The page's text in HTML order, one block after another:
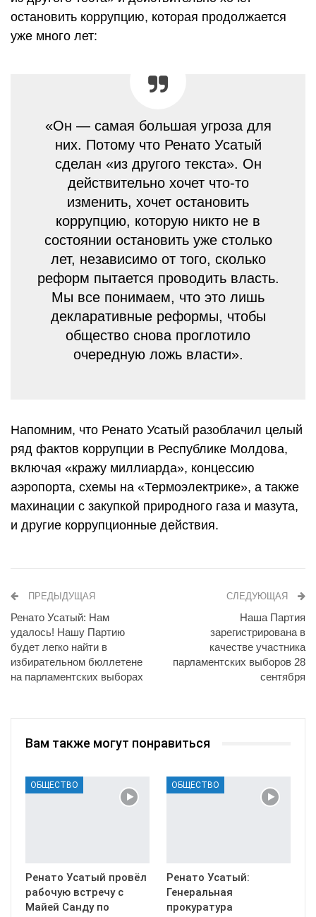
остановить коррупцию, которая продолжается
уже много лет:
«Он — самая большая угроза для
них. Потому что Ренато Усатый
сделан «из другого текста». Он
действительно хочет что-то
изменить, хочет остановить
коррупцию, которую никто не в
состоянии остановить уже столько
лет, независимо от того, сколько
реформ пытается проводить власть.
Мы все понимаем, что это лишь
декларативные реформы, чтобы
общество снова проглотило
очередную ложь власти».
Напомним, что Ренато Усатый разоблачил целый
ряд фактов коррупции в Республике Молдова,
включая «кражу миллиарда», концессию
аэропорта, схемы на «Термоэлектрике», а также
махинации с закупкой природного газа и мазута,
и другие коррупционные действия.
ПРЕДЫДУЩАЯ
Ренато Усатый: Нам
удалось! Нашу Партию
будет легко найти в
избирательном бюллетене
на парламентских выборах
СЛЕДУЮЩАЯ
Наша Партия
зарегистрирована в
качестве участника
парламентских выборов 28
сентября
Вам также могут понравиться
ОБЩЕСТВО
Ренато Усатый провёл
рабочую встречу с
Майей Санду по
ОБЩЕСТВО
Ренато Усатый:
Генеральная
прокуратура